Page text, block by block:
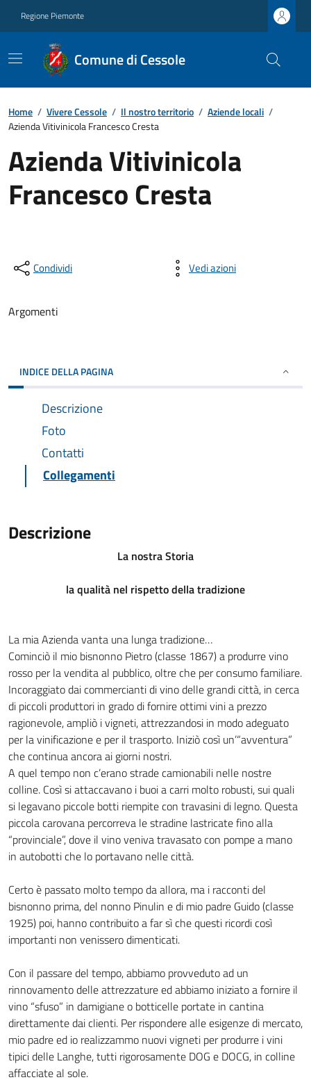
Regione Piemonte
Comune di Cessole
Home / Vivere Cessole / Il nostro territorio / Aziende locali /
Azienda Vitivinicola Francesco Cresta
Azienda Vitivinicola
Francesco Cresta
Condividi Vedi azioni
Argomenti
INDICE DELLA PAGINA
Descrizione
Foto
Contatti
Collegamenti
Descrizione
La nostra Storia
la qualità nel rispetto della tradizione
La mia Azienda vanta una lunga tradizione…
Cominciò il mio bisnonno Pietro (classe 1867) a produrre vino
rosso per la vendita al pubblico, oltre che per consumo familiare.
Incoraggiato dai commercianti di vino delle grandi città, in cerca
di piccoli produttori in grado di fornire ottimi vini a prezzo
ragionevole, ampliò i vigneti, attrezzandosi in modo adeguato
per la vinificazione e per il trasporto. Iniziò così un’“avventura”
che continua ancora ai giorni nostri.
A quel tempo non c’erano strade camionabili nelle nostre
colline. Così si attaccavano i buoi a carri molto robusti, sui quali
si legavano piccole botti riempite con travasini di legno. Questa
piccola carovana percorreva le stradine lastricate fino alla
“provinciale”, dove il vino veniva travasato con pompe a mano
in autobotti che lo portavano nelle città.
Certo è passato molto tempo da allora, ma i racconti del
bisnonno prima, del nonno Pinulin e di mio padre Guido (classe
1925) poi, hanno contribuito a far sì che questi ricordi così
importanti non venissero dimenticati.
Con il passare del tempo, abbiamo provveduto ad un
rinnovamento delle attrezzature ed abbiamo iniziato a fornire il
vino “sfuso” in damigiane o botticelle portate in cantina
direttamente dai clienti. Per rispondere alle esigenze di mercato,
mio padre ed io realizzammo nuovi vigneti per produrre i vini
tipici delle Langhe, tutti rigorosamente DOG e DOCG, in colline
affacciate al sole.